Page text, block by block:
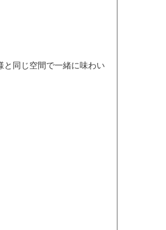
同じ空間で一緒に味わい